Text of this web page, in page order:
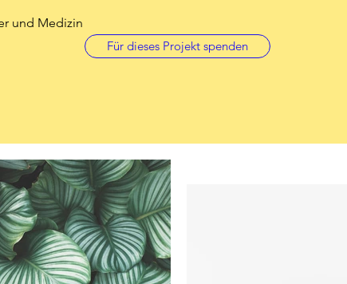
und Medizin
Für dieses Projekt spenden